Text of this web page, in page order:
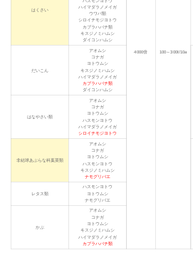
4000倍 100～300ℓ/10a
はくさい
ハイマダラノメイガ
ウワバ類
シロイチモジヨトウ
カブラハバチ類
キスジノミハムシ
ダイコンハムシ
だいこん
アオムシ
コナガ
ヨトウムシ
キスジノミハムシ
ハイマダラノメイガ
カブラハバチ類
ダイコンハムシ
はなやさい類
アオムシ
コナガ
ヨトウムシ
ハスモンヨトウ
ハイマダラノメイガ
シロイチモジヨトウ
非結球あぶらな科葉菜類
アオムシ
コナガ
ヨトウムシ
ハスモンヨトウ
キスジノミハムシ
ナモグリバエ
レタス類
ハスモンヨトウ
ヨトウムシ
ナモグリバエ
かぶ
アオムシ
コナガ
ヨトウムシ
キスジノミハムシ
ハイマダラノメイガ
カブラハバチ類